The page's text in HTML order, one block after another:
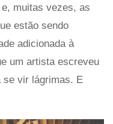
muitas vezes, as
estão sendo
adicionada à
um artista escreveu
se vir lágrimas. E